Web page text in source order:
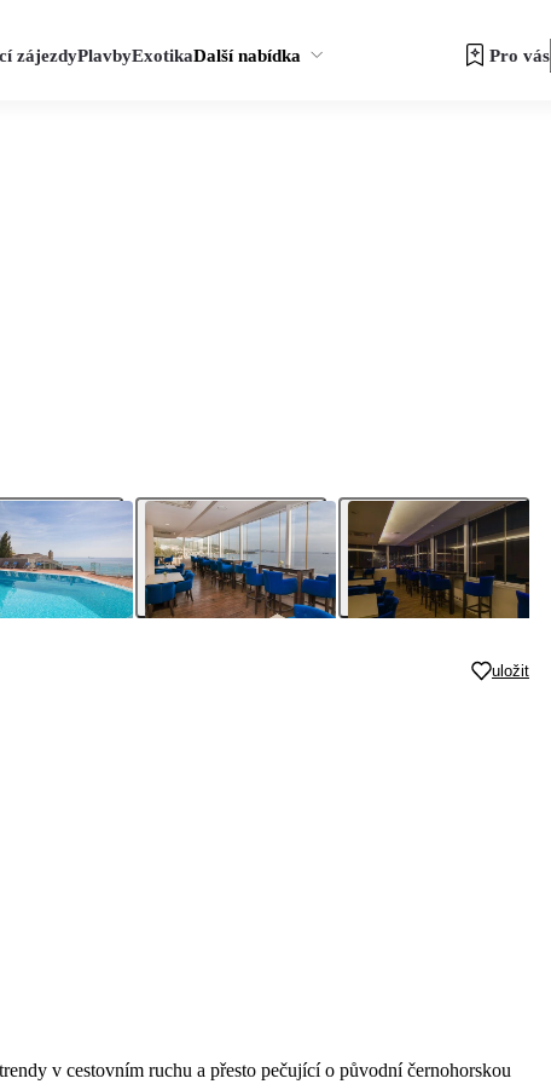
zájezdyPlavbyExotikaDalší nabídka Pro vás
uložit
v cestovním ruchu a přesto pečující o původní černohorskou